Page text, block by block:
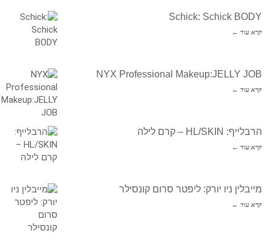
Schick: Schick BODY
קרא עוד ←
NYX Professional Makeup:JELLY JOB
קרא עוד ←
הרבלייף: HL/SKIN – קרם לילה
קרא עוד ←
מייבלין ניו יורק: ליפטר סרום קונסילר
קרא עוד ←